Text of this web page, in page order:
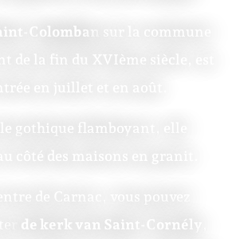
Colomban
sur la commune
gothique flamboyant, elle
de kerk van Saint-Cornély